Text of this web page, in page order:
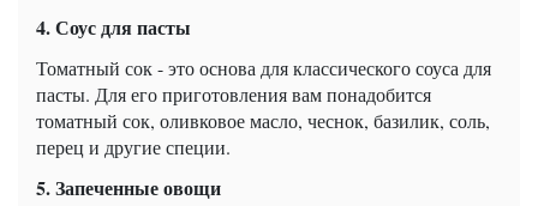
4. Соус для пасты
Томатный сок - это основа для классического соуса для
пасты. Для его приготовления вам понадобится
томатный сок, оливковое масло, чеснок, базилик, соль,
перец и другие специи.
5. Запеченные овощи